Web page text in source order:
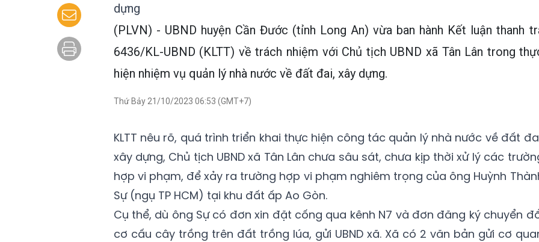
dựng
(PLVN) - UBND huyện Cần Đước (tỉnh Long An) vừa ban hành Kết luận thanh
6436/KL-UBND (KLTT) về trách nhiệm với Chủ tịch UBND xã Tân Lân trong
hiện nhiệm vụ quản lý nhà nước về đất đai, xây dựng.
Thứ Bảy 21/10/2023 06:53 (GMT+7)
KLTT nêu rõ, quá trình triển khai thực hiện công tác quản lý nhà nước về đất
xây dựng, Chủ tịch UBND xã Tân Lân chưa sâu sát, chưa kịp thời xử lý các
hợp vi phạm, để xảy ra trường hợp vi phạm nghiêm trọng của ông Huỳnh
Sự (ngụ TP HCM) tại khu đất ấp Ao Gòn.
Cụ thể, dù ông Sự có đơn xin đặt cống qua kênh N7 và đơn đăng ký chuyển
cơ cấu cây trồng trên đất trồng lúa, gửi UBND xã. Xã có 2 văn bản gửi cơ